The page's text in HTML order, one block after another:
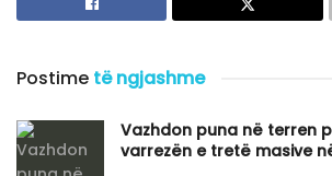
Postime të ngjashme
Vazhdon puna në terren
varrezën e tretë masive